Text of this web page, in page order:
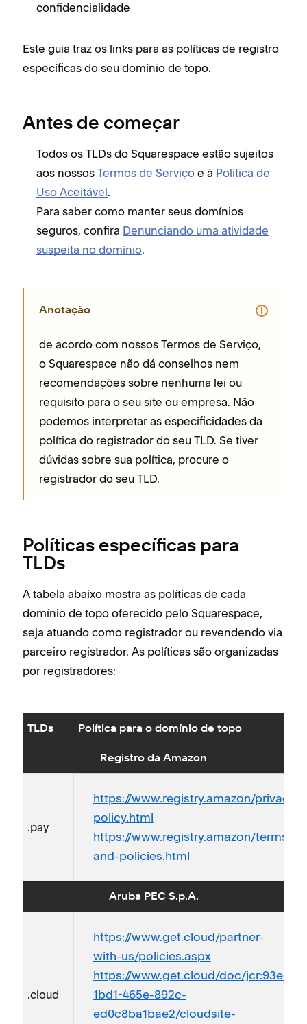
confidencialidade
Este guia traz os links para as políticas de registro
específicas do seu domínio de topo.
Antes de começar
Todos os TLDs do Squarespace estão sujeitos
aos nossos Termos de Serviço e à Política de
Uso Aceitável.
Para saber como manter seus domínios
seguros, confira Denunciando uma atividade
suspeita no domínio.
Anotação
de acordo com nossos Termos de Serviço,
o Squarespace não dá conselhos nem
recomendações sobre nenhuma lei ou
requisito para o seu site ou empresa. Não
podemos interpretar as especificidades da
política do registrador do seu TLD. Se tiver
dúvidas sobre sua política, procure o
registrador do seu TLD.
Políticas específicas para
TLDs
A tabela abaixo mostra as políticas de cada
domínio de topo oferecido pelo Squarespace,
seja atuando como registrador ou revendendo via
parceiro registrador. As políticas são organizadas
por registradores:
TLDs Política para o domínio de topo
Registro da Amazon
.pay
https://www.registry.amazon/privacy-
policy.html
https://www.registry.amazon/terms-
and-policies.html
Aruba PEC S.p.A.
.cloud
https://www.get.cloud/partner-
with-us/policies.aspx
https://www.get.cloud/doc/
1bd1-465e-892c-
ed0c8ba1bae2/cloudsite-